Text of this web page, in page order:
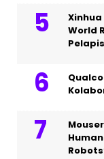
Xinhua
World